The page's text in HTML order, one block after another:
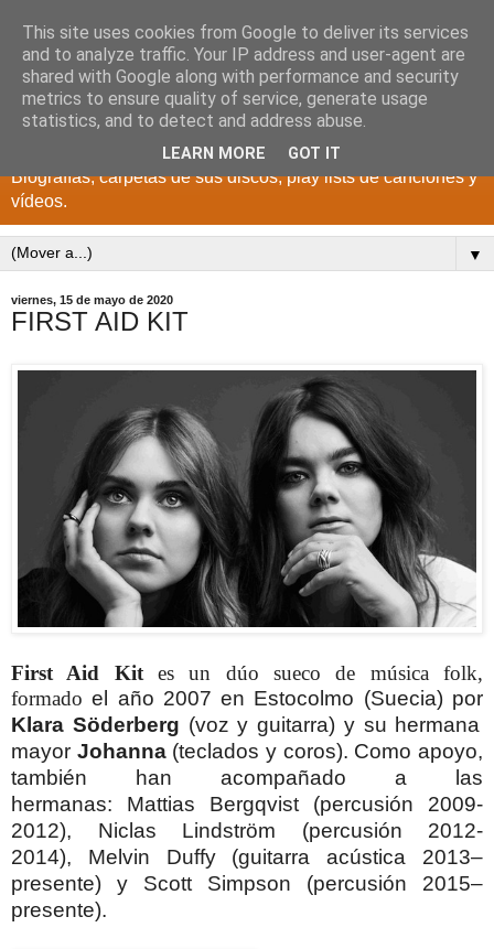
DISCOS PARA EL
RECUERDO
CANTANTES Y GRUPOS DE LOS AÑOS 1950 a 2022.
Biografías, carpetas de sus discos, play lists de canciones y
vídeos.
▼
viernes, 15 de mayo de 2020
FIRST AID KIT
First Aid Kit es un dúo sueco de música folk,
formadoel año 2007 en Estocolmo (Suecia) por
Klara Söderberg (voz y guitarra) y su hermana
mayor Johanna(teclados y coros). Como apoyo,
también han acompañado a las
hermanas: Mattias Bergqvist (percusión 2009-
2012), Niclas Lindström (percusión 2012-
2014), Melvin Duffy (guitarra acústica 2013–
presente) y Scott Simpson (percusión 2015–
presente).
This site uses cookies from Google to deliver its services
and to analyze traffic. Your IP address and user-agent are
shared with Google along with performance and security
metrics to ensure quality of service, generate usage
statistics, and to detect and address abuse.
LEARN MORE GOT IT